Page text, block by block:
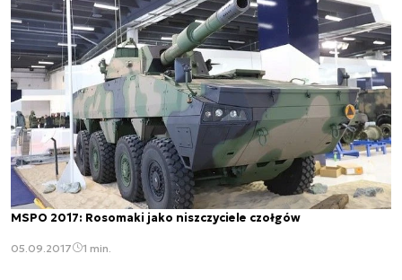
MSPO 2017: Rosomaki jako niszczyciele czołgów
05.09.2017 1 min.